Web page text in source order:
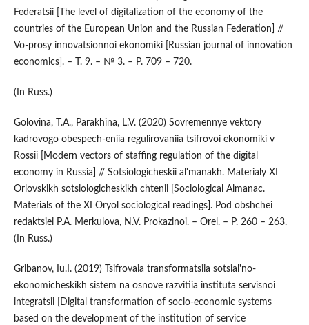
Federatsii [The level of digitalization of the economy of the
countries of the European Union and the Russian Federation] //
Vo-prosy innovatsionnoi ekonomiki [Russian journal of innovation
economics]. – T. 9. – № 3. – P. 709 – 720.
(In Russ.)
Golovina, T.A., Parakhina, L.V. (2020) Sovremennye vektory
kadrovogo obespech-eniia regulirovaniia tsifrovoi ekonomiki v
Rossii [Modern vectors of staffing regulation of the digital
economy in Russia] // Sotsiologicheskii al'manakh. Materialy XI
Orlovskikh sotsiologicheskikh chtenii [Sociological Almanac.
Materials of the XI Oryol sociological readings]. Pod obshchei
redaktsiei P.A. Merkulova, N.V. Prokazinoi. – Orel. – P. 260 – 263.
(In Russ.)
Gribanov, Iu.I. (2019) Tsifrovaia transformatsiia sotsial'no-
ekonomicheskikh sistem na osnove razvitiia instituta servisnoi
integratsii [Digital transformation of socio-economic systems
based on the development of the institution of service